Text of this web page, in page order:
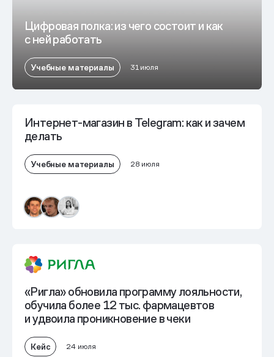
Цифровая полка: из чего состоит и как
с ней работать
Учебные материалы 31 июля
Интернет-магазин в Telegram: как и зачем
делать
Учебные материалы 28 июля
«Ригла» обновила программу лояльности,
обучила более 12 тыс. фармацевтов
иудвоила проникновение в чеки
Кейс 24 июля